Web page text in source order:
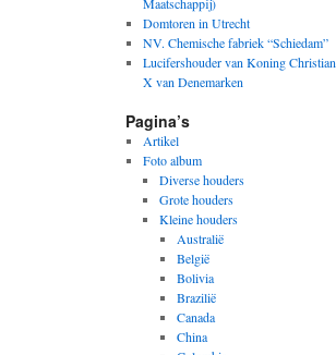
Domtoren in Utrecht
NV. Chemische fabriek “Schiedam”
Lucifershouder van Koning Christian
X van Denemarken
Pagina’s
Artikel
Foto album
Diverse houders
Grote houders
Kleine houders
Australië
België
Bolivia
Brazilië
Canada
China